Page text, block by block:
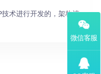
术进行开发的，架构清